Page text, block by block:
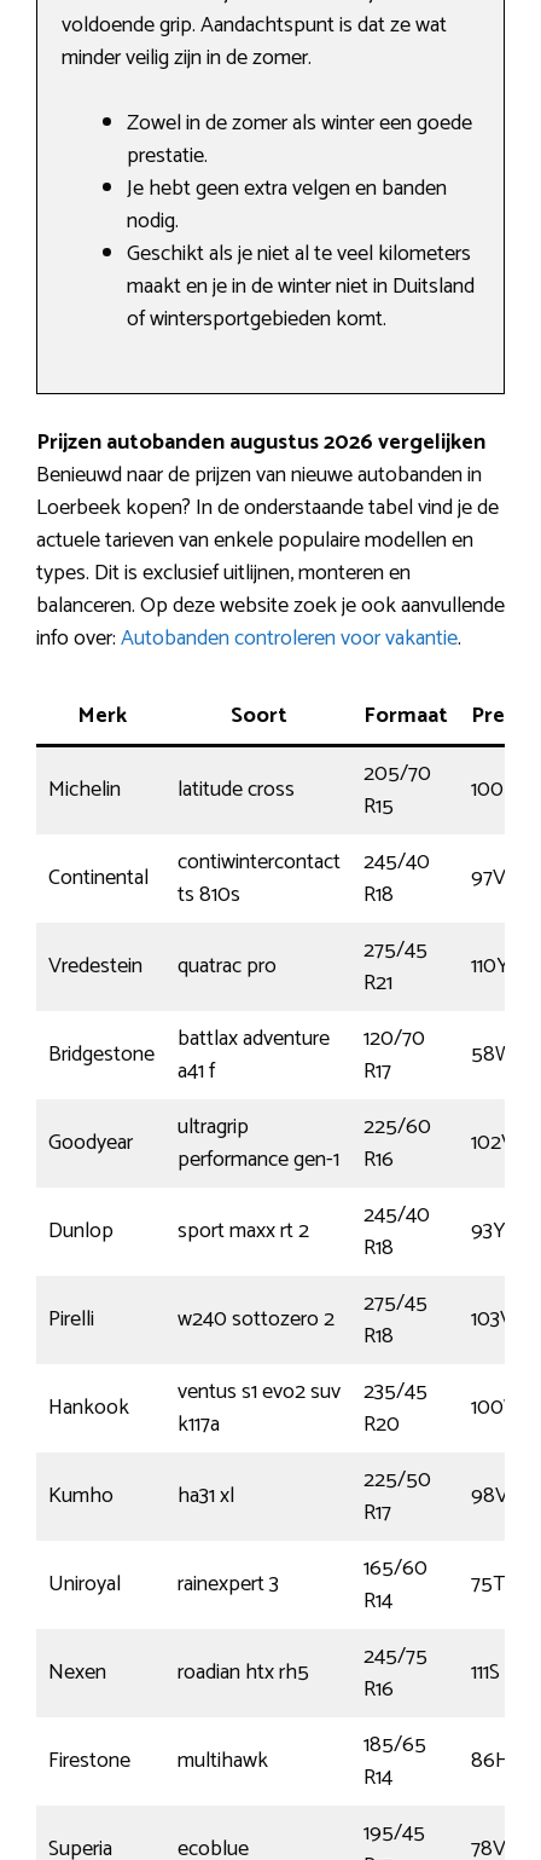
voldoende grip. Aandachtspunt is dat ze wat
minder veilig zijn in de zomer.
Zowel in de zomer als winter een goede
prestatie.
Je hebt geen extra velgen en banden
nodig.
Geschikt als je niet al te veel kilometers
maakt en je in de winter niet in Duitsland
of wintersportgebieden komt.
Prijzen autobanden augustus 2026 vergelijken
Benieuwd naar de prijzen van nieuwe autobanden in
Loerbeek kopen? In de onderstaande tabel vind je de
actuele tarieven van enkele populaire modellen en
types. Dit is exclusief uitlijnen, monteren en
balanceren. Op deze website zoek je ook aanvullende
info over:Autobanden controleren voor vakantie.
Merk Soort Formaat
Michelin latitude cross
205/70
R15
100H
Continental
contiwintercontact
ts 810s
245/40
R18
97V
Vredestein quatrac pro
275/45
R21
110Y
Bridgestone
battlax adventure
a41 f
120/70
R17
58W
Goodyear
ultragrip
performance gen-1
225/60
R16
102V
Dunlop sport maxx rt 2
245/40
R18
93Y
Pirelli w240 sottozero 2
275/45
R18
103V
Hankook
ventus s1 evo2 suv
k117a
235/45
R20
100W
Kumho ha31 xl
225/50
R17
98V
Uniroyal rainexpert 3
165/60
R14
75T
Nexen roadian htx rh5
245/75
R16
111S
Firestone multihawk
185/65
R14
86H
Superia ecoblue
195/45
78V